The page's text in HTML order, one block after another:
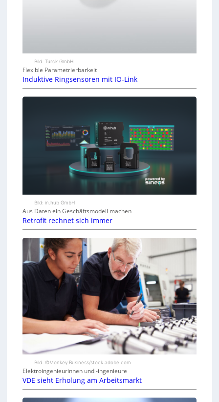
Bild: Turck GmbH
Flexible Parametrierbarkeit
Induktive Ringsensoren mit IO-Link
Bild: in.hub GmbH
Aus Daten ein Geschäftsmodell machen
Retrofit rechnet sich immer
Bild: ©Monkey Business/stock.adobe.com
Elektroingenieurinnen und -ingenieure
VDE sieht Erholung am Arbeitsmarkt